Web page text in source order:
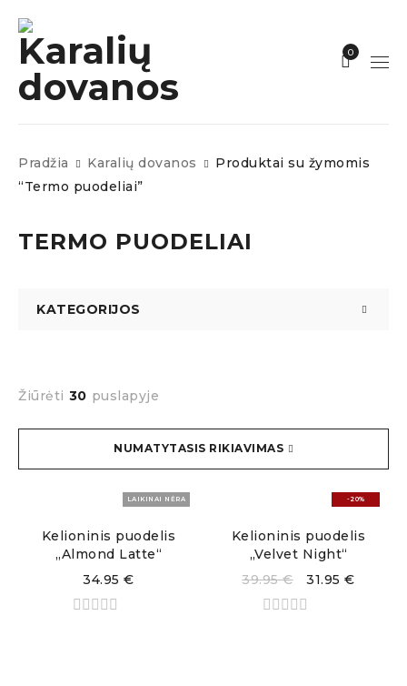
0
Pradžia Karalių dovanos
Produktai su žymomis
“Termo puodeliai”
TERMO PUODELIAI
KATEGORIJOS
NUMATYTASIS RIKIAVIMAS
Žiūrėti 30 puslapyje
LAIKINAI NĖRA
Kelioninis puodelis
„Almond Latte“
34.95€
-20%
Kelioninis puodelis
„Velvet Night“
39.95€ 31.95€